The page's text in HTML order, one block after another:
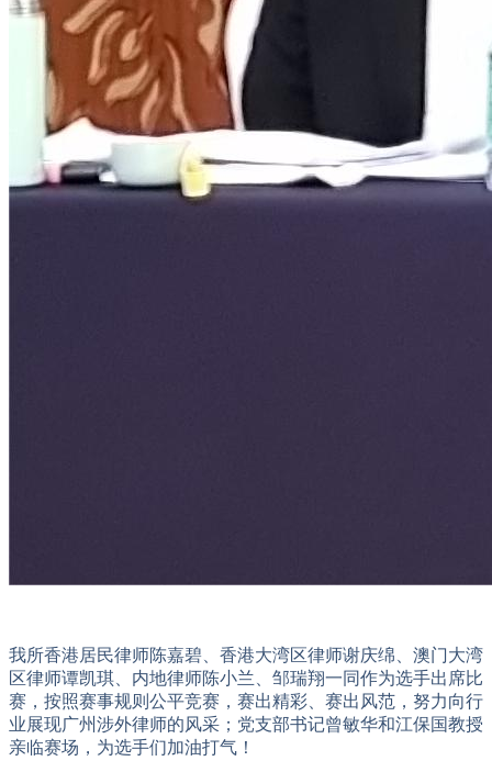
我所香港居民律师陈嘉碧、香港大湾区律师谢庆绵、澳门大湾
区律师谭凯琪、内地律师陈小兰、邹瑞翔一同作为选手出席比
赛，按照赛事规则公平竞赛，赛出精彩、赛出风范，努力向行
业展现广州涉外律师的风采；党支部书记曾敏华和江保国教授
亲临赛场，为选手们加油打气！